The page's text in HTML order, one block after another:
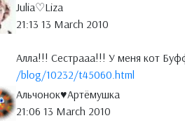
Julia♡Liza
21:13 13 March 2010
Алла!!! Сестрааа!!! У меня кот
/blog/10232/t45060.html
Альчонок♥Артёмушка
21:06 13 March 2010